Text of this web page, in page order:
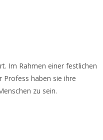
Im Rahmen einer festlichen
Profess haben sie ihre
zu sein.